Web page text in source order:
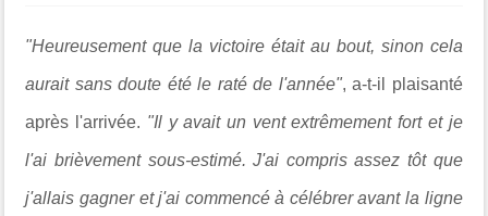
"Heureusement que la victoire était au bout, sinon cela
aurait sans doute été le raté de l'année", a-t-il plaisanté
après l'arrivée. "Il y avait un vent extrêmement fort et je
l'ai brièvement sous-estimé. J'ai compris assez tôt que
j'allais gagner et j'ai commencé à célébrer avant la ligne